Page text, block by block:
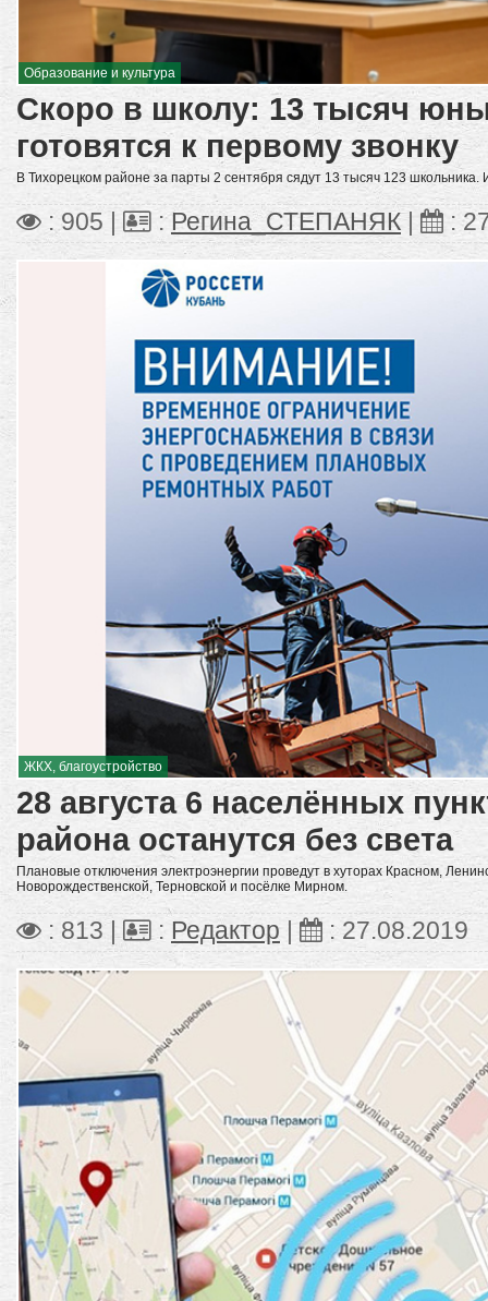
Образование и культура
Скоро в школу: 13 тысяч
готовятся к первому звонку
В Тихорецком районе за парты 2 сентября сядут 13 тысяч 123
: 905 | : Регина_СТЕПАНЯК| :
ЖКХ, благоустройство
28 августа 6 населённых
района останутся без света
Плановые отключения электроэнергии проведут в хуторах Красном,
Новорождественской, Терновской и посёлке Мирном.
: 813 | : Редактор : 27.08.2019